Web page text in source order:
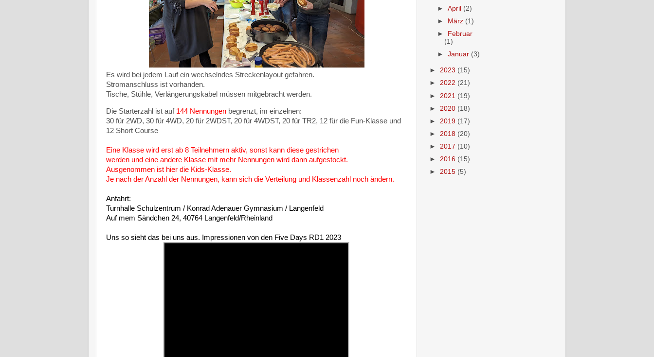
Es wird bei jedem Lauf ein wechselndes Streckenlayout gefahren.
Stromanschluss ist vorhanden.
Tische, Stühle, Verlängerungskabel müssen mitgebracht werden.
Die Starterzahl ist auf 144 Nennungen begrenzt, im einzelnen:
30 für 2WD, 30 für 4WD, 20 für 2WDST, 20 für 4WDST, 20 für TR2, 12 für die Fun-Klasse und
12 Short Course
Eine Klasse wird erst ab 8 Teilnehmern aktiv, sonst kann diese gestrichen
werden und eine andere Klasse mit mehr Nennungen wird dann aufgestockt.
Ausgenommen ist hier die Kids-Klasse.
Je nach der Anzahl der Nennungen, kann sich die Verteilung und Klassenzahl noch ändern.
Anfahrt:
Turnhalle Schulzentrum / Konrad Adenauer Gymnasium / Langenfeld
Auf mem Sändchen 24, 40764 Langenfeld/Rheinland
Uns so sieht das bei uns aus. Impressionen von den Five Days RD1 2023
►April (2)
►
März (1)
►
Februar
(1)
►Januar (3)
► 2023 (15)
► 2022 (21)
► 2021 (19)
► 2020 (18)
► 2019 (17)
► 2018 (20)
► 2017 (10)
► 2016 (15)
► 2015 (5)